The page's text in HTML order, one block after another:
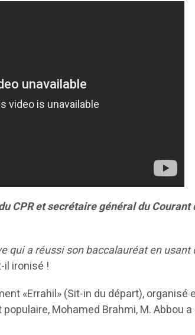
CPR et secrétaire général du
qui a réussi son baccalauréat en
il ironisé !
«Errahil» (Sit-in du départ),
Mohamed Brahmi, M. Abbou